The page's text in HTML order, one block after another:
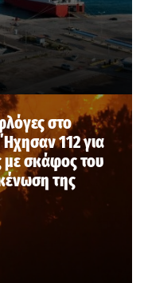
στο
112 για
σκάφος του
της